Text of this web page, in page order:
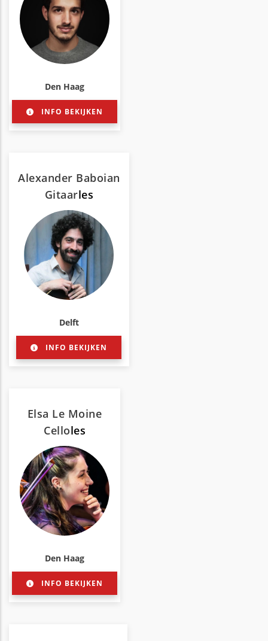
Den Haag
INFO BEKIJKEN
Alexander Baboian
Gitaarles
Delft
INFO BEKIJKEN
Elsa Le Moine
Celloles
Den Haag
INFO BEKIJKEN